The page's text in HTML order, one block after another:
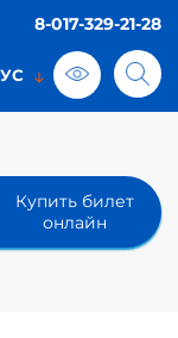
8-017-329-21-28
Купить билет
онлайн